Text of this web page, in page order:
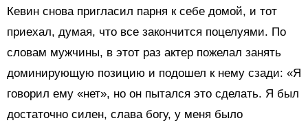
Кевин снова пригласил парня к себе домой, и тот
приехал, думая, что все закончится поцелуями. По
словам мужчины, в этот раз актер пожелал занять
доминирующую позицию и подошел к нему сзади: «Я
говорил ему «нет», но он пытался это сделать. Я был
достаточно силен, слава богу, у меня было